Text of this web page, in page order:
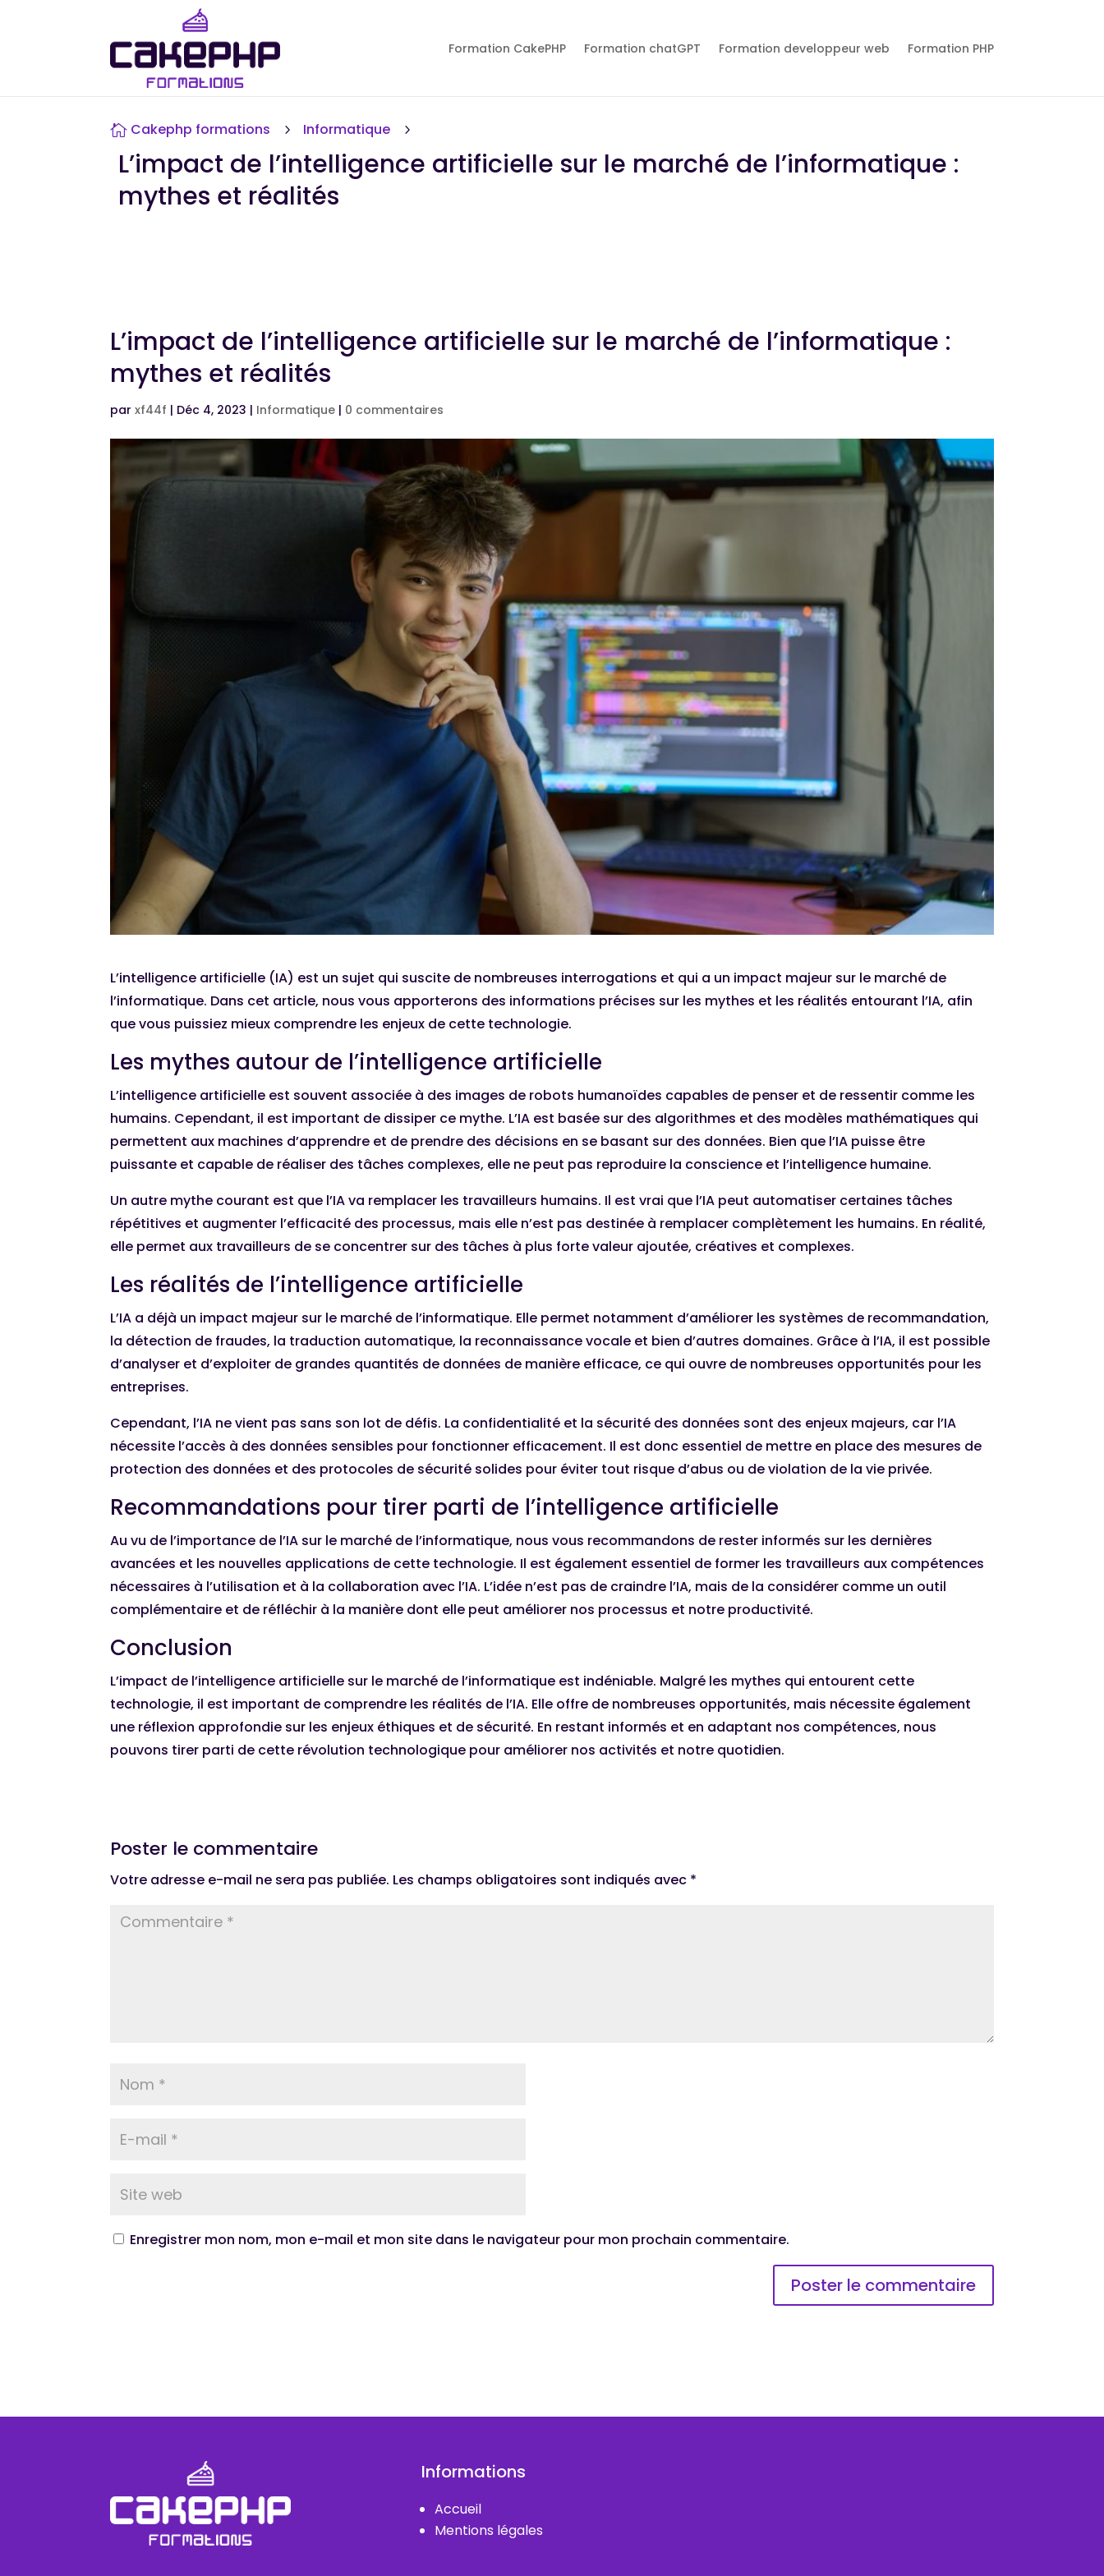
Formation CakePHP Formation chatGPT Formation developpeur web Formation PHP
 Cakephp formations 5 Informatique 5
L’impact de l’intelligence artificielle sur le marché de l’informatique :
mythes et réalités
L’impact de l’intelligence artificielle sur le marché de l’informatique :
mythes et réalités
parxf44f | Déc 4, 2023 | Informatique | 0 commentaires
L’intelligence artificielle (IA) est un sujet qui suscite de nombreuses interrogations et qui a un impact majeur sur le marché de
l’informatique. Dans cet article, nous vous apporterons des informations précises sur les mythes et les réalités entourant l’IA, afin
que vous puissiez mieux comprendre les enjeux de cette technologie.
Les mythes autour de l’intelligence artificielle
L’intelligence artificielle est souvent associée à des images de robots humanoïdes capables de penser et de ressentir comme les
humains. Cependant, il est important de dissiper ce mythe. L’IA est basée sur des algorithmes et des modèles mathématiques qui
permettent aux machines d’apprendre et de prendre des décisions en se basant sur des données. Bien que l’IA puisse être
puissante et capable de réaliser des tâches complexes, elle ne peut pas reproduire la conscience et l’intelligence humaine.
Un autre mythe courant est que l’IA va remplacer les travailleurs humains. Il est vrai que l’IA peut automatiser certaines tâches
répétitives et augmenter l’efficacité des processus, mais elle n’est pas destinée à remplacer complètement les humains. En réalité,
elle permet aux travailleurs de se concentrer sur des tâches à plus forte valeur ajoutée, créatives et complexes.
Les réalités de l’intelligence artificielle
L’IA a déjà un impact majeur sur le marché de l’informatique. Elle permet notamment d’améliorer les systèmes de recommandation,
la détection de fraudes, la traduction automatique, la reconnaissance vocale et bien d’autres domaines. Grâce à l’IA, il est possible
d’analyser et d’exploiter de grandes quantités de données de manière efficace, ce qui ouvre de nombreuses opportunités pour les
entreprises.
Cependant, l’IA ne vient pas sans son lot de défis. La confidentialité et la sécurité des données sont des enjeux majeurs, car l’IA
nécessite l’accès à des données sensibles pour fonctionner efficacement. Il est donc essentiel de mettre en place des mesures de
protection des données et des protocoles de sécurité solides pour éviter tout risque d’abus ou de violation de la vie privée.
Recommandations pour tirer parti de l’intelligence artificielle
Au vu de l’importance de l’IA sur le marché de l’informatique, nous vous recommandons de rester informés sur les dernières
avancées et les nouvelles applications de cette technologie. Il est également essentiel de former les travailleurs aux compétences
nécessaires à l’utilisation et à la collaboration avec l’IA. L’idée n’est pas de craindre l’IA, mais de la considérer comme un outil
complémentaire et de réfléchir à la manière dont elle peut améliorer nos processus et notre productivité.
Conclusion
L’impact de l’intelligence artificielle sur le marché de l’informatique est indéniable. Malgré les mythes qui entourent cette
technologie, il est important de comprendre les réalités de l’IA. Elle offre de nombreuses opportunités, mais nécessite également
une réflexion approfondie sur les enjeux éthiques et de sécurité. En restant informés et en adaptant nos compétences, nous
pouvons tirer parti de cette révolution technologique pour améliorer nos activités et notre quotidien.
Poster le commentaire
Votre adresse e-mail ne sera pas publiée. Les champs obligatoires sont indiqués avec *
Enregistrer mon nom, mon e-mail et mon site dans le navigateur pour mon prochain commentaire.
Informations
Accueil
Mentions légales